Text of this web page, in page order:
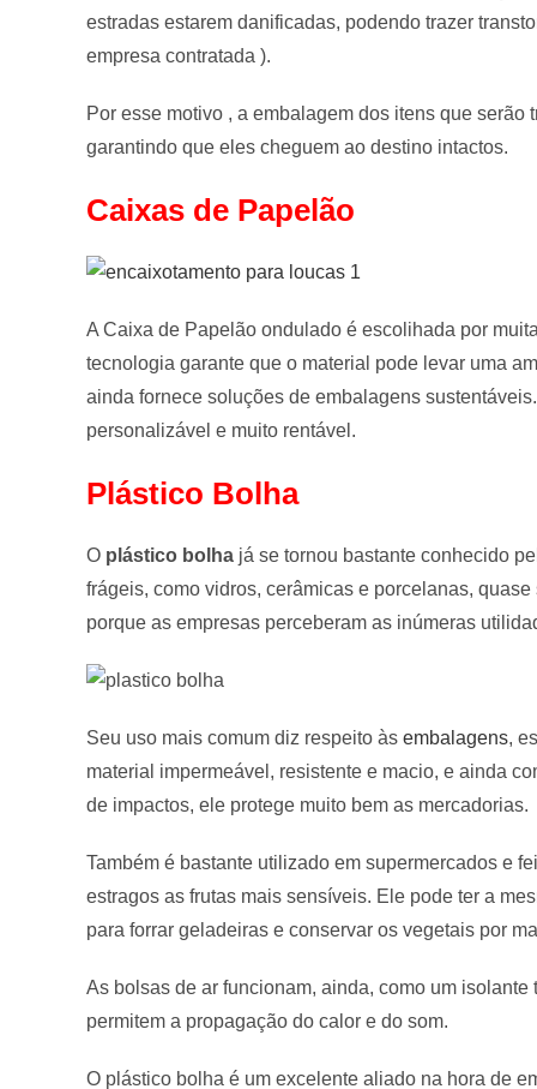
estradas estarem danificadas, podendo trazer
empresa contratada ).
Por esse motivo , a embalagem dos itens que serão
garantindo que eles cheguem ao destino intactos.
Caixas de Papelão
A Caixa de Papelão ondulado é escolihada por
tecnologia garante que o material pode levar uma
ainda fornece soluções de embalagens
personalizável e muito rentável.
Plástico Bolha
O plástico bolha já se tornou bastante conhecido
frágeis, como vidros, cerâmicas e porcelanas,
porque as empresas perceberam as inúmeras
Seu uso mais comum diz respeito às embalagens,
material impermeável, resistente e macio, e ainda
de impactos, ele protege muito bem as mercadorias.
Também é bastante utilizado em supermercados e
estragos as frutas mais sensíveis. Ele pode ter a
para forrar geladeiras e conservar os vegetais por
As bolsas de ar funcionam, ainda, como um
permitem a propagação do calor e do som.
O plástico bolha é um excelente aliado na hora de